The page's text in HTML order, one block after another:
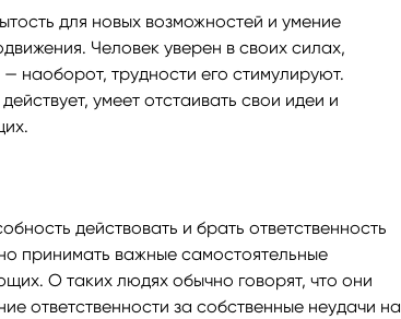
для новых возможностей и умение
Человек уверен в своих силах,
наоборот, трудности его стимулируют.
умеет отстаивать свои идеи и
действовать и брать ответственность
принимать важные самостоятельные
О таких людях обычно говорят, что они
ответственности за собственные неудачи на